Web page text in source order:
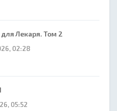
Лекаря. Том 2
02:28
05:52